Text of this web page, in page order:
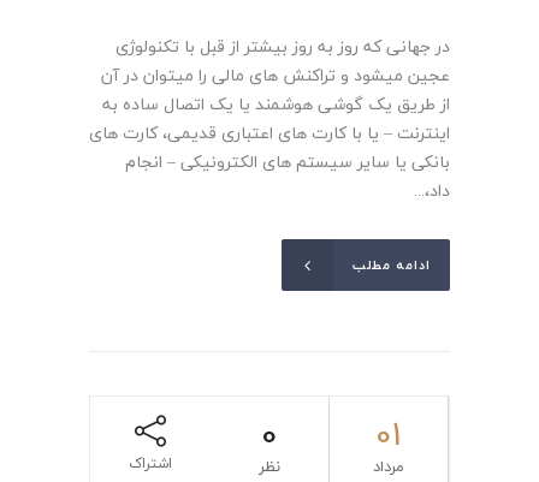
در جهانی که روز به روز بیشتر از قبل با تکنولوژی
عجین میشود و تراکنش های مالی را میتوان در آن
از طریق یک گوشی هوشمند یا یک اتصال ساده به
اینترنت – یا با کارت های اعتباری قدیمی، کارت های
بانکی یا سایر سیستم های الکترونیکی – انجام
داد،...
ادامه مطلب
01
مرداد
0
نظر اشتراک